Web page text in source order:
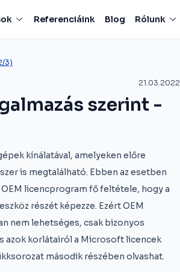
Referenciáink Blog Rólunk
3)
21.03.2022
szerint -
kínálatával, amelyeken előre
is megtalálható. Ebben az esetben
licencprogram fő feltétele, hogy a
részét képezze. Ezért OEM
nem lehetséges, csak bizonyos
azok korlátairól a Microsoft licencek
második részében olvashat.